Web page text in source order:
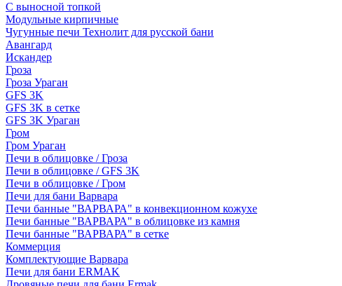
С выносной топкой
Модульные кирпичные
Чугунные печи Технолит для русской бани
Авангард
Искандер
Гроза
Гроза Ураган
GFS 3K
GFS 3K в сетке
GFS 3K Ураган
Гром
Гром Ураган
Печи в облицовке / Гроза
Печи в облицовке / GFS 3K
Печи в облицовке / Гром
Печи для бани Варвара
Печи банные "ВАРВАРА" в конвекционном кожухе
Печи банные "ВАРВАРА" в облицовке из камня
Печи банные "ВАРВАРА" в сетке
Коммерция
Комплектующие Варвара
Печи для бани ERMAK